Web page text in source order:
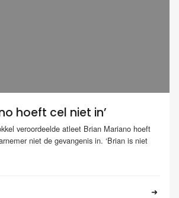
hoeft cel niet in’
veroordeelde atleet Brian Mariano hoeft
niet de gevangenis in. ‘Brian is niet